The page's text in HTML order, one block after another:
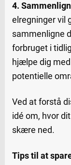
4.
elregninger vil
sammenligne
forbruget i
hjælpe dig
potentielle
Ved at forstå
idé om, hvor
skære ned.
Tips til at